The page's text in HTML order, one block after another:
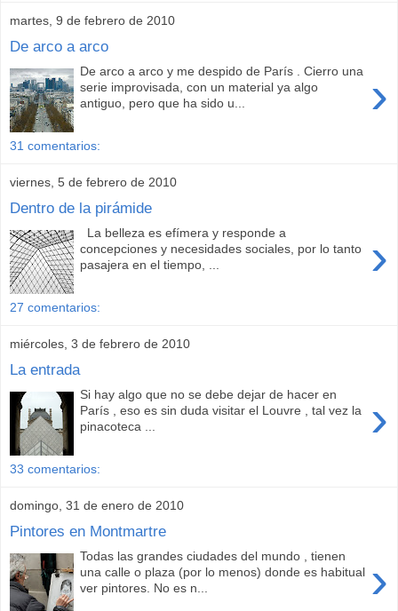
martes, 9 de febrero de 2010
De arco a arco
›
De arco a arco y me despido de París . Cierro una
serie improvisada, con un material ya algo
antiguo, pero que ha sido u...
31 comentarios:
viernes, 5 de febrero de 2010
Dentro de la pirámide
›
La belleza es efímera y responde a
concepciones y necesidades sociales, por lo tanto
pasajera en el tiempo, ...
27 comentarios:
miércoles, 3 de febrero de 2010
La entrada
›
Si hay algo que no se debe dejar de hacer en
París , eso es sin duda visitar el Louvre , tal vez la
pinacoteca ...
33 comentarios:
domingo, 31 de enero de 2010
Pintores en Montmartre
›
Todas las grandes ciudades del mundo , tienen
una calle o plaza (por lo menos) donde es habitual
ver pintores. No es n...